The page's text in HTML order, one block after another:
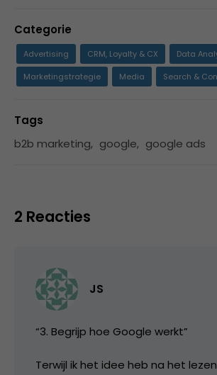
Categorie
Advertising CRM, Loyalty & CX Data
Marketingstrategie
Media Search &
Tags
b2b marketing, google, google ads
2 Reacties
JS
“3. Begrijp hoe Google werkt”
Terwijl ik het idee heb na het